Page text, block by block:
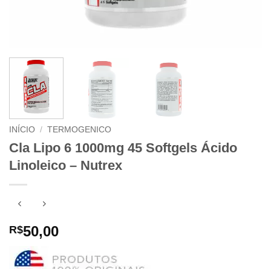
INÍCIO / TERMOGENICO
Cla Lipo 6 1000mg 45 Softgels Ácido
Linoleico – Nutrex
R$50,00